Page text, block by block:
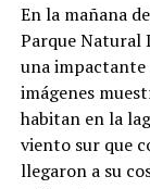
En la mañana
Parque Natural
una impactante
imágenes
habitan en la
viento sur que
llegaron a su